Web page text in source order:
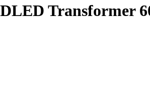
Transformer